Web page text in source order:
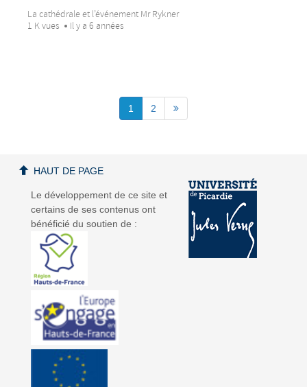
La cathédrale et l’événement Mr Rykner
1 K vues
Il y a 6 années
1 2
Le développement de ce site et
certains de ses contenus ont
bénéficié du soutien de :
HAUT DE PAGE